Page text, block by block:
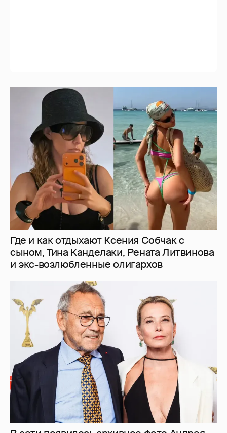
Где и как отдыхают Ксения Собчак с
сыном, Тина Канделаки, Рената Литвинова
и экс-возлюбленные олигархов
В сети появилось архивное фото Андрея
Кончаловского и Юлии Высоцкой на
отдыхе в Италии
5